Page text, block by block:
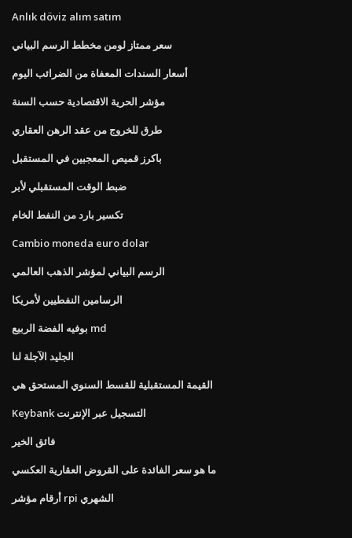
Anlık döviz alım satım
سعر ممتاز لومن مخطط الرسم البياني
أسعار السندات المعفاة من الضرائب اليوم
مؤشر الحرية الاقتصادية حسب السنة
طرق للخروج من عقد الرهن العقاري
باكرز قميص المعجبين في المستقبل
ضبط الوقت المستقبلي لأبر
تكسير بارد من النفط الخام
Cambio moneda euro dolar
الرسم البياني لمؤشر الذهب العالمي
الرسامين النفطيين لأمريكا
بوفيه الفضة الربيع md
الجليد الآجلة لنا
القيمة المستقبلية للقسط السنوي المستحق هي
Keybank التسجيل عبر الإنترنت
فائق الخير
ما هو سعر الفائدة على القروض العقارية العكسي
أرقام مؤشر rpi الشهري